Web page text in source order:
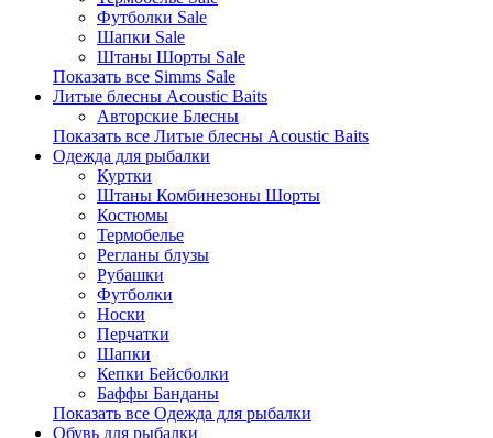
Футболки Sale
Шапки Sale
Штаны Шорты Sale
Показать все Simms Sale
Литые блесны Acoustic Baits
Авторские Блесны
Показать все Литые блесны Acoustic Baits
Одежда для рыбалки
Куртки
Штаны Комбинезоны Шорты
Костюмы
Термобелье
Регланы блузы
Рубашки
Футболки
Носки
Перчатки
Шапки
Кепки Бейсболки
Баффы Банданы
Показать все Одежда для рыбалки
Обувь для рыбалки